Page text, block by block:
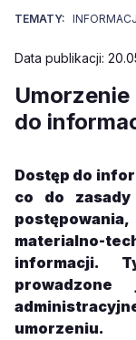
TEMATY:
Data publikacji:
do
Dostęp do
co do zasady
materialno-
informacji.
prowadzone
umorzeniu.